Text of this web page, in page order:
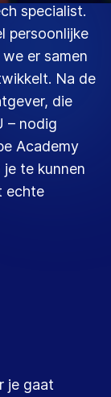
specialist.
persoonlijke
er samen
Na de
die
– nodig
Academy
te kunnen
echte
je gaat